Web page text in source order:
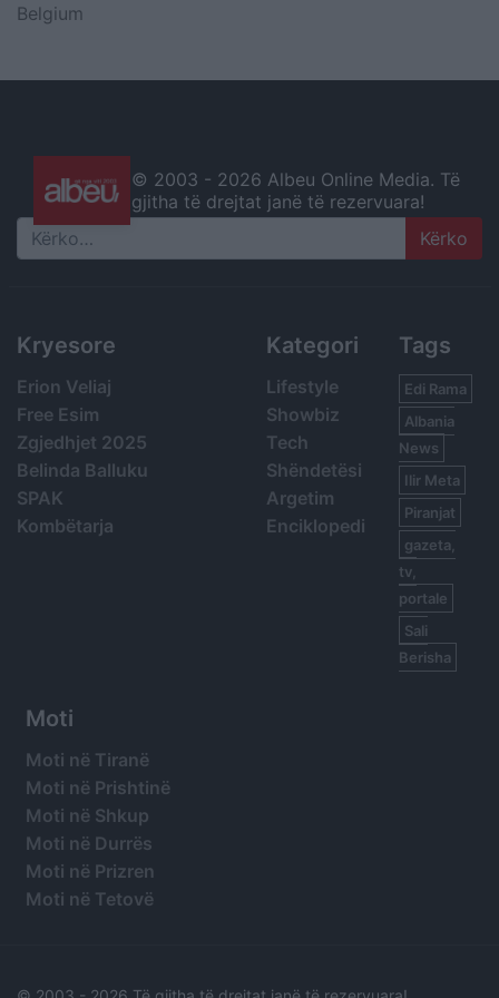
Belgium
© 2003 - 2026 Albeu Online Media. Të
gjitha të drejtat janë të rezervuara!
Search
Kryesore
Erion Veliaj
Free Esim
Zgjedhjet 2025
Belinda Balluku
SPAK
Kombëtarja
Kategori
Lifestyle
Showbiz
Tech
Shëndetësi
Argetim
Enciklopedi
Tags
Edi Rama
Albania
News
Ilir Meta
Piranjat
gazeta,
tv,
portale
Sali
Berisha
Moti
Moti në Tiranë
Moti në Prishtinë
Moti në Shkup
Moti në Durrës
Moti në Prizren
Moti në Tetovë